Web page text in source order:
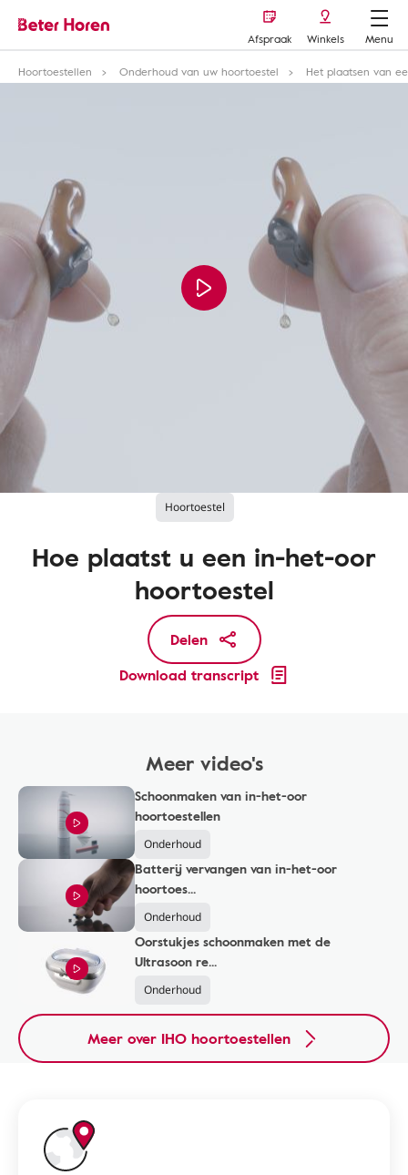
Afspraak Winkels
Menu
Hoortoestellen
Onderhoud van uw hoortoestel Het plaatsen van
Hoortoestel
Hoe plaatst u een in-het-oor
hoortoestel
Delen
Download transcript
Meer video's
Schoonmaken van in-het-oor
hoortoestellen
Onderhoud
Batterij vervangen van in-het-oor
hoortoes...
Onderhoud
Oorstukjes schoonmaken met de
Ultrasoon re...
Onderhoud
Meer over IHO hoortoestellen